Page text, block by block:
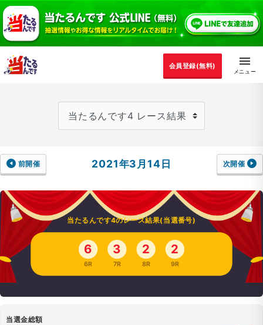
会員登録(無料)
前開催 2021年3月14日 次開催
当たるんです4のレース結果(当選番号)
6
6R
3
7R
2
8R
2
9R
当選金総額